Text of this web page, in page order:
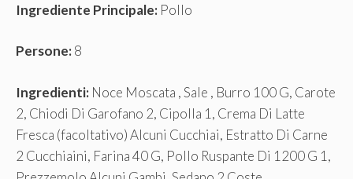
Ingrediente Principale: Pollo
Persone:8
Ingredienti: Noce Moscata , Sale , Burro 100 G, Carote
2, Chiodi Di Garofano 2, Cipolla 1, Crema Di Latte
Fresca (facoltativo) Alcuni Cucchiai, Estratto Di Carne
2 Cucchiaini, Farina 40 G, Pollo Ruspante Di 1200 G 1,